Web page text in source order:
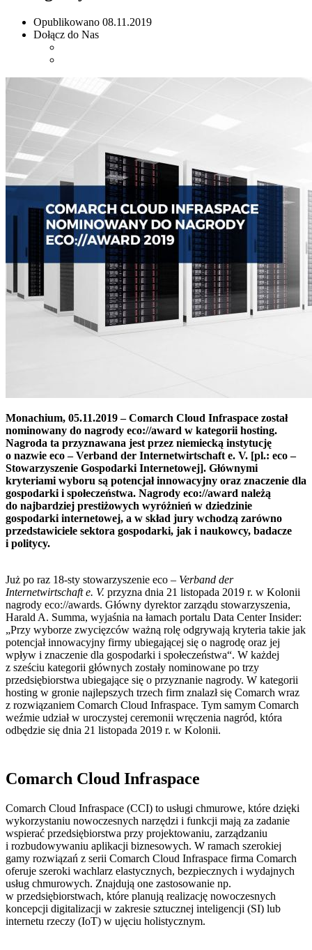
Opublikowano 08.11.2019
Dołącz do Nas
Monachium, 05.11.2019 – Comarch Cloud Infraspace został
nominowany do nagrody eco://award w kategorii hosting.
Nagroda ta przyznawana jest przez niemiecką instytucję
o nazwie eco – Verband der Internetwirtschaft e. V. [pl.: eco –
Stowarzyszenie Gospodarki Internetowej]. Głównymi
kryteriami wyboru są potencjał innowacyjny oraz znaczenie dla
gospodarki i społeczeństwa. Nagrody eco://award należą
do najbardziej prestiżowych wyróżnień w dziedzinie
gospodarki internetowej, a w skład jury wchodzą zarówno
przedstawiciele sektora gospodarki, jak i naukowcy, badacze
i politycy.
Już po raz 18-sty stowarzyszenie eco – Verband der
Internetwirtschaft e. V. przyzna dnia 21 listopada 2019 r. w Kolonii
nagrody eco://awards. Główny dyrektor zarządu stowarzyszenia,
Harald A. Summa, wyjaśnia na łamach portalu Data Center Insider:
„Przy wyborze zwycięzców ważną rolę odgrywają kryteria takie jak
potencjał innowacyjny firmy ubiegającej się o nagrodę oraz jej
wpływ i znaczenie dla gospodarki i społeczeństwa“. W każdej
z sześciu kategorii głównych zostały nominowane po trzy
przedsiębiorstwa ubiegające się o przyznanie nagrody. W kategorii
hosting w gronie najlepszych trzech firm znalazł się Comarch wraz
z rozwiązaniem Comarch Cloud Infraspace. Tym samym Comarch
weźmie udział w uroczystej ceremonii wręczenia nagród, która
odbędzie się dnia 21 listopada 2019 r. w Kolonii.
Comarch Cloud Infraspace
Comarch Cloud Infraspace (CCI) to usługi chmurowe, które dzięki
wykorzystaniu nowoczesnych narzędzi i funkcji mają za zadanie
wspierać przedsiębiorstwa przy projektowaniu, zarządzaniu
i rozbudowywaniu aplikacji biznesowych. W ramach szerokiej
gamy rozwiązań z serii Comarch Cloud Infraspace firma Comarch
oferuje szeroki wachlarz elastycznych, bezpiecznych i wydajnych
usług chmurowych. Znajdują one zastosowanie np.
w przedsiębiorstwach, które planują realizację nowoczesnych
koncepcji digitalizacji w zakresie sztucznej inteligencji (SI) lub
internetu rzeczy (IoT) w ujęciu holistycznym.